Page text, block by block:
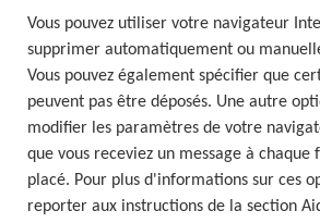
Vous pouvez utiliser votre navigateur
supprimer automatiquement ou
Vous pouvez également spécifier que
peuvent pas être déposés. Une autre
modifier les paramètres de votre
que vous receviez un message à chaque
placé. Pour plus d'informations sur ces
reporter aux instructions de la section